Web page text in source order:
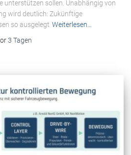
unterstützen sollen. Unabhängig von
wird deutlich: Zukünftige
so ausgelegt Weiterlesen…
3 Tagen